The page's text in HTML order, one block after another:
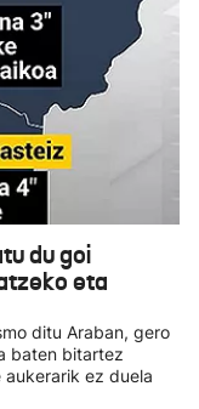
du goi
eta
ditu Araban, gero
baten bitartez
ez duela